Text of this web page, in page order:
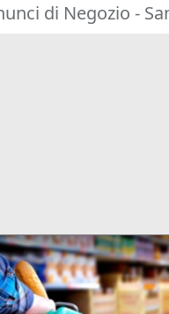
di Negozio -
correlate Negozio,